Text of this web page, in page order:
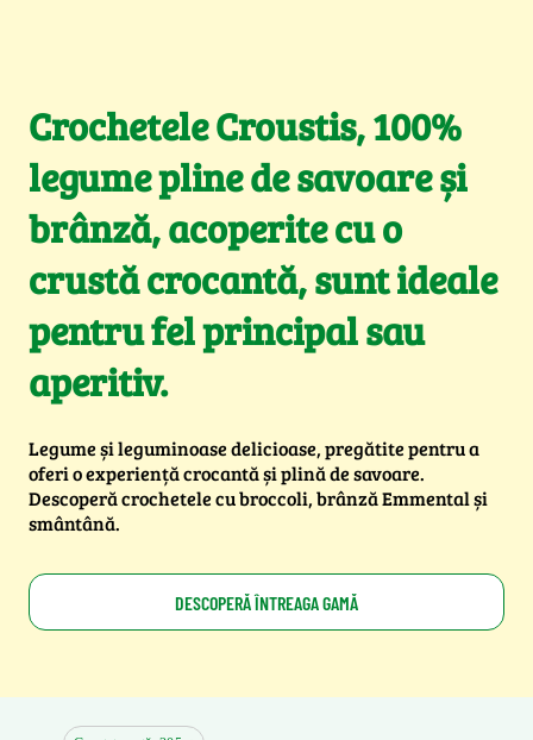
Crochetele Croustis, 100%
legume pline de savoare și
brânză, acoperite cu o
crustă crocantă, sunt ideale
pentru fel principal sau
aperitiv.
Legume și leguminoase delicioase, pregătite pentru a
oferi o experiență crocantă și plină de savoare.
Descoperă crochetele cu broccoli, brânză Emmental și
smântână.
DESCOPERĂ ÎNTREAGA GAMĂ